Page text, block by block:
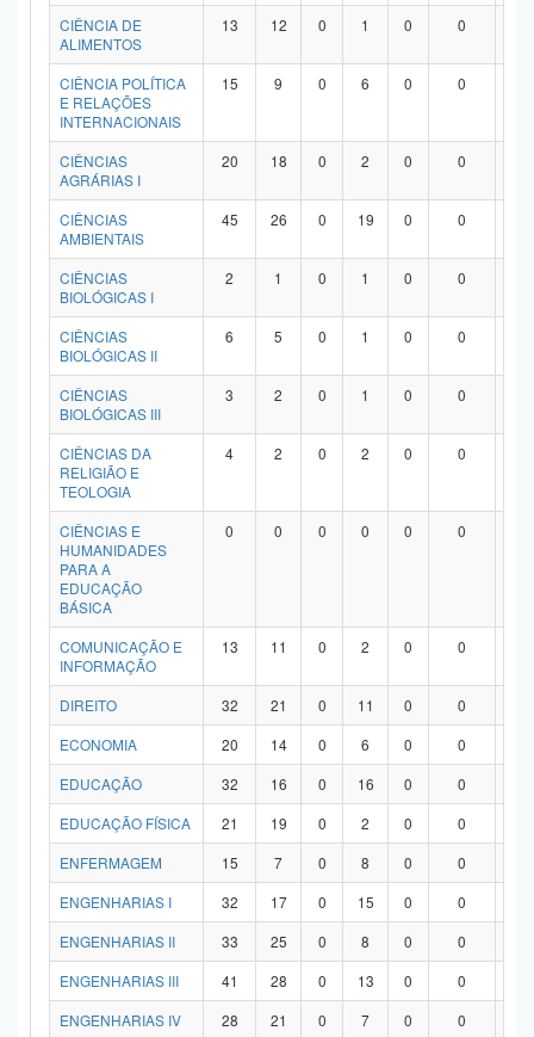
CIÊNCIA DE
ALIMENTOS
13 12 0 1 0 0
CIÊNCIA POLÍTICA
E RELAÇÕES
INTERNACIONAIS
15 9 0 6 0 0
CIÊNCIAS
AGRÁRIAS I
20 18 0 2 0 0
CIÊNCIAS
AMBIENTAIS
45 26 0 19 0 0
CIÊNCIAS
BIOLÓGICAS I
2 1 0 1 0 0
CIÊNCIAS
BIOLÓGICAS II
6 5 0 1 0 0
CIÊNCIAS
BIOLÓGICAS III
3 2 0 1 0 0
CIÊNCIAS DA
RELIGIÃO E
TEOLOGIA
4 2 0 2 0 0
CIÊNCIAS E
HUMANIDADES
PARA A
EDUCAÇÃO
BÁSICA
0 0 0 0 0 0
COMUNICAÇÃO E
INFORMAÇÃO
13 11 0 2 0 0
DIREITO 32 21 0 11 0 0
ECONOMIA
20 14 0 6 0 0
EDUCAÇÃO
32 16 0 16 0 0
EDUCAÇÃO FÍSICA
21 19 0 2 0 0
ENFERMAGEM
15 7 0 8 0 0
ENGENHARIAS I
32 17 0 15 0 0
ENGENHARIAS II
33 25 0 8 0 0
ENGENHARIAS III
41 28 0 13 0 0
ENGENHARIAS IV
28 21 0 7 0 0